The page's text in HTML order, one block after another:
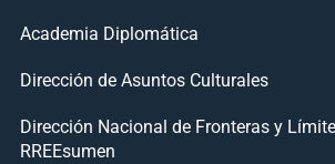
Academia Diplomática
Dirección de Asuntos Culturales
Dirección Nacional de Fronteras y
RREEsumen